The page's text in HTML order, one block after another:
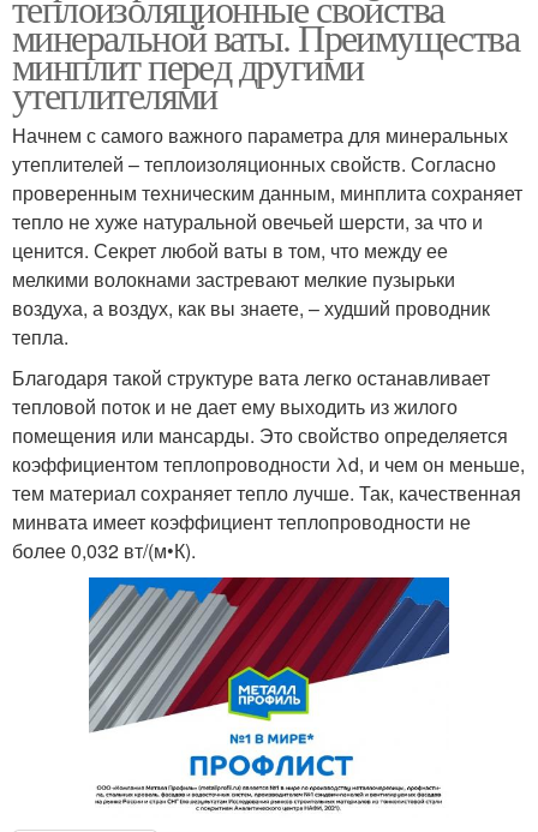
минеральной ваты. Преимущества
минплит перед другими
утеплителями
Начнем с самого важного параметра для минеральных
утеплителей – теплоизоляционных свойств. Согласно
проверенным техническим данным, минплита сохраняет
тепло не хуже натуральной овечьей шерсти, за что и
ценится. Секрет любой ваты в том, что между ее
мелкими волокнами застревают мелкие пузырьки
воздуха, а воздух, как вы знаете, – худший проводник
тепла.
Благодаря такой структуре вата легко останавливает
тепловой поток и не дает ему выходить из жилого
помещения или мансарды. Это свойство определяется
коэффициентом теплопроводности λd, и чем он меньше,
тем материал сохраняет тепло лучше. Так, качественная
минвата имеет коэффициент теплопроводности не
более 0,032 вт/(м•К).